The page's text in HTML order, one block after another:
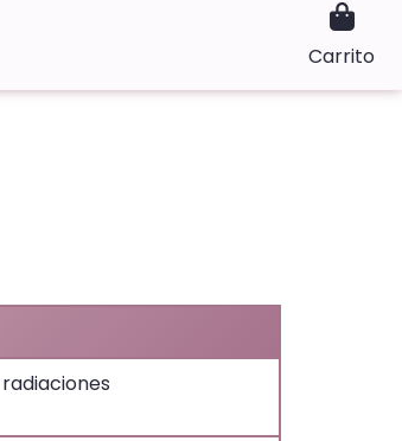
Carrito